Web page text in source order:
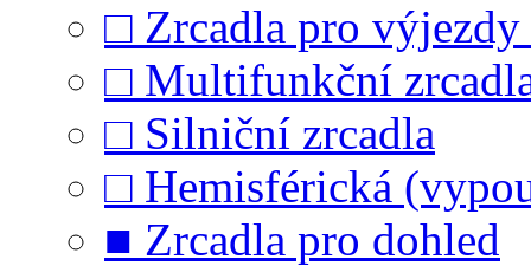
□ Zrcadla pro
□ Multifunkční
□ Silniční zrcadla
□ Hemisférická
■ Zrcadla pro dohled